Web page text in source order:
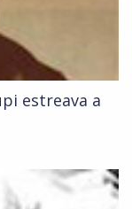
estreava a